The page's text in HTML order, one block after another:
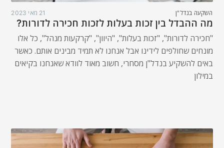
השקעה בנדל"ן 21 מאי 2023
מה ההבדל בין זכות בעלות לזכות חכירה לדורות?
"חכירה לדורות", "זכות בעלות", "היוון", "קרקעות מנהל", כל אלו
מונחים שחולפים לידינו אבל אנחנו לא תמיד מבינים אותם. כאשר
באים להשקיע בנדל"ן מסחרי, חשוב מאוד לוודא שאנחנו בקיאים
במילון